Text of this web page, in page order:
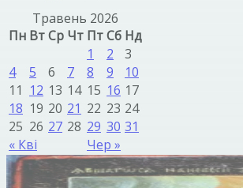
Травень 2026
Пн ВтСр Чт ПтСб Нд
« Кві Чер »
1 2
3
4
5 6 7 8 9
10
11 12 13 14 15 16 17
18 19 20 21 22 23 24
25 26 27 28 29 30 31